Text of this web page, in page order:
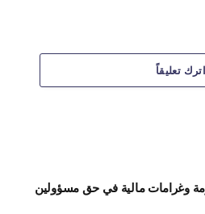
اترك تعليقاً
وغرامات مالية في حق مسؤولين